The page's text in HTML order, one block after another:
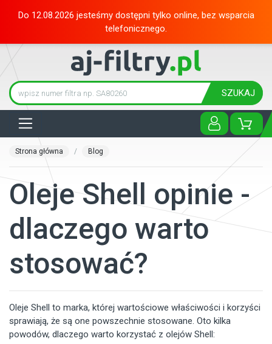
Do 12.08.2026 jesteśmy dostępni tylko online, bez wsparcia
telefonicznego.
SZUKAJ
Strona główna Blog
Oleje Shell opinie -
dlaczego warto
stosować?
Oleje Shell to marka, której wartościowe właściwości i korzyści
sprawiają, że są one powszechnie stosowane. Oto kilka
powodów, dlaczego warto korzystać z olejów Shell: